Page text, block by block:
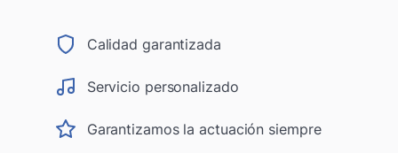
Calidad garantizada
Servicio personalizado
Garantizamos la actuación siempre